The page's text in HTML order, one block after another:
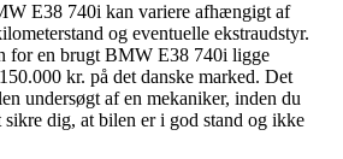
E38 740i kan variere afhængigt af
og eventuelle ekstraudstyr.
for en brugt BMW E38 740i ligge
kr. på det danske marked. Det
undersøgt af en mekaniker, inden du
dig, at bilen er i god stand og ikke